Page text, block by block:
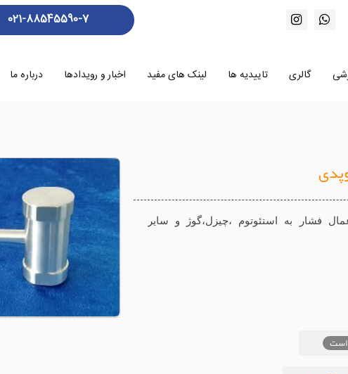
021-88545590-7
گالری تاییدیه ها لینک های مفید اخبار و رویدادها درباره ما
فشار به استئوتوم ،چیزل،گوژ و سایر
است